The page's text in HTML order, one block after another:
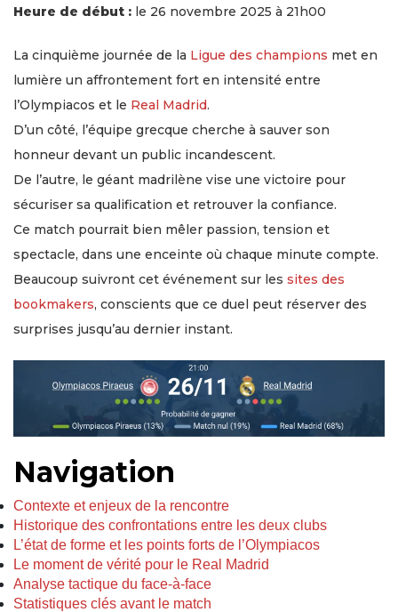
Heure de début : le 26 novembre 2025 à 21h00
La cinquième journée de la Ligue des champions met en
lumière un affrontement fort en intensité entre
l’Olympiacos et le Real Madrid.
D’un côté, l’équipe grecque cherche à sauver son
honneur devant un public incandescent.
De l’autre, le géant madrilène vise une victoire pour
sécuriser sa qualification et retrouver la confiance.
Ce match pourrait bien mêler passion, tension et
spectacle, dans une enceinte où chaque minute compte.
Beaucoup suivront cet événement sur les sites des
bookmakers, conscients que ce duel peut réserver des
surprises jusqu’au dernier instant.
Navigation
Contexte et enjeux de la rencontre
Historique des confrontations entre les deux clubs
L’état de forme et les points forts de l’Olympiacos
Le moment de vérité pour le Real Madrid
Analyse tactique du face-à-face
Statistiques clés avant le match